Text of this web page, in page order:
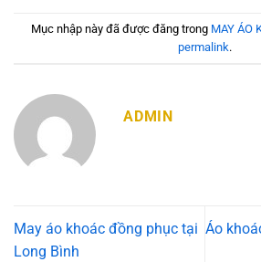
Mục nhập này đã được đăng trong MAY ÁO
permalink.
ADMIN
May áo khoác đồng phục tại
Long Bình
Áo